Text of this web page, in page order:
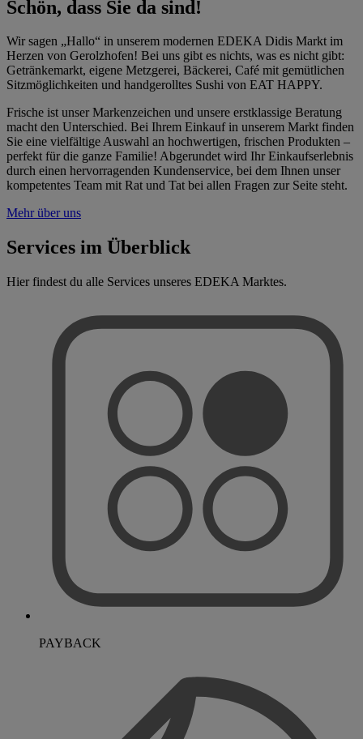
Schön, dass Sie da sind!
Wir sagen „Hallo“ in unserem modernen EDEKA Didis Markt im
Herzen von Gerolzhofen! Bei uns gibt es nichts, was es nicht gibt:
Getränkemarkt, eigene Metzgerei, Bäckerei, Café mit gemütlichen
Sitzmöglichkeiten und handgerolltes Sushi von EAT HAPPY.
Frische ist unser Markenzeichen und unsere erstklassige Beratung
macht den Unterschied. Bei Ihrem Einkauf in unserem Markt finden
Sie eine vielfältige Auswahl an hochwertigen, frischen Produkten –
perfekt für die ganze Familie! Abgerundet wird Ihr Einkaufserlebnis
durch einen hervorragenden Kundenservice, bei dem Ihnen unser
kompetentes Team mit Rat und Tat bei allen Fragen zur Seite steht.
Mehr über uns
Services im Überblick
Hier findest du alle Services unseres EDEKA Marktes.
PAYBACK